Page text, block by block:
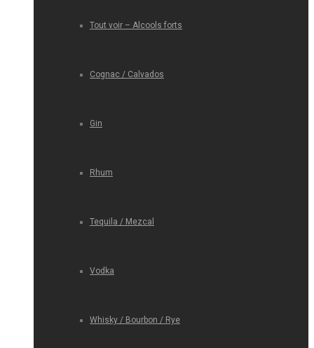
Tout voir – Alcools forts
Cognac / Calvados
Gin
Rhum
Tequila / Mezcal
Vodka
Whisky / Bourbon / Rye